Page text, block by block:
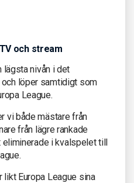
och stream
lägsta nivån i det
löper samtidigt som
League.
vi både mästare från
från lägre rankade
i kvalspelet till
Europa League sina